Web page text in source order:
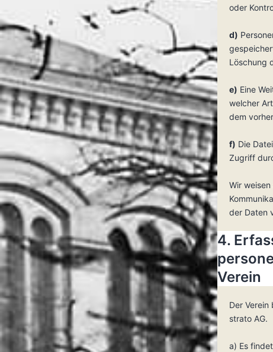
oder
d)
Löschung
e) Eine
welcher
dem
f) Die
Zugriff
Wir
der Daten
4.
Verein
Der
strato AG.
a) Es